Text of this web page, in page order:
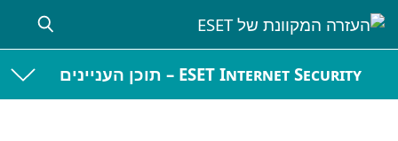
ESET Internet Security – תוכן העניינים